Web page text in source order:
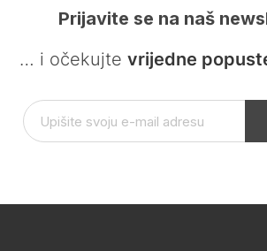
Prijavite se na naš
… i očekujte vrijedne